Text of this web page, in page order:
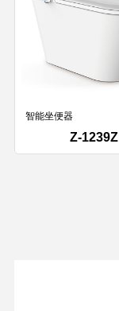
智能坐便器
Z-1239Z